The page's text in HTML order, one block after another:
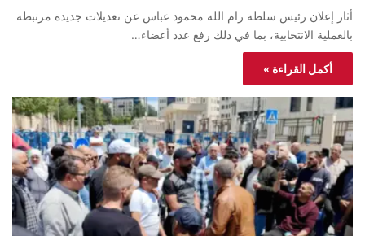
أثار إعلان رئيس سلطة رام الله محمود عباس عن تعديلات جديدة مرتبطة
بالعملية الانتخابية، بما في ذلك رفع عدد أعضاء…
أكمل القراءة »